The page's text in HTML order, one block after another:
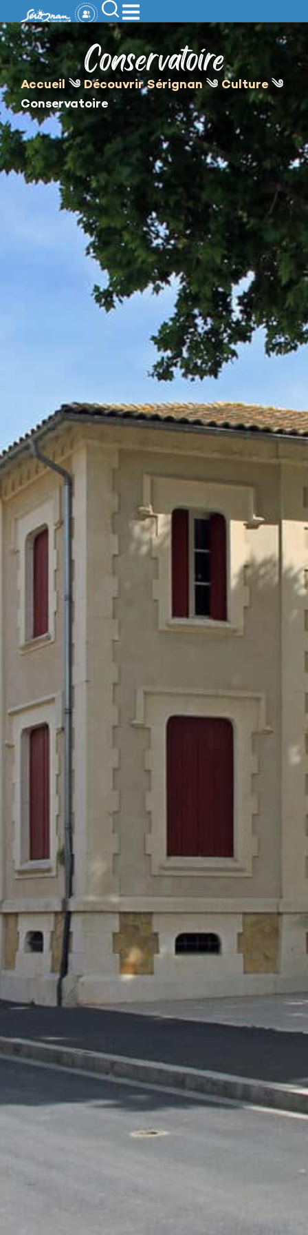
principal
Conservatoire
Accueil ༄ Découvrir Sérignan༄ Culture ༄
Conservatoire